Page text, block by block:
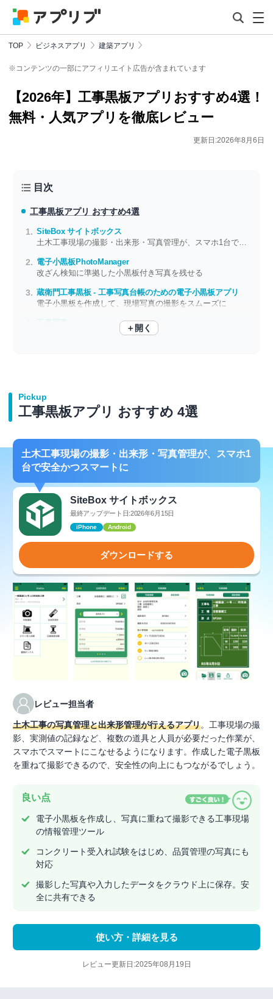
TOP ビジネスアプリ 建築アプリ
※コンテンツの一部にアフィリエイト広告が含まれています
【2026年】工事黒板アプリおすすめ4選！
無料・人気アプリを徹底レビュー
更新日:2026年8月6日
目次
工事黒板アプリ おすすめ4選
SiteBox サイトボックス
土木工事現場の撮影・出来形・写真管理が、スマホ1台で安全かつスマートに
電子小黒板PhotoManager
改ざん検知に準拠した小黒板付き写真を残せる
蔵衛門工事黒板 - 工事写真台帳のための電子小黒板アプリ
電子小黒板を作成して、現場写真の撮影をスムーズに
電子黒板を重ねて現場を撮影できる
＋開く
Pickup
工事黒板アプリ おすすめ 4選
土木工事現場の撮影・出来形・写真管理が、スマホ1
台で安全かつスマートに
SiteBox サイトボックス
最終アップデート日:2026年6月15日
iPhone Android
ダウンロードする
レビュー担当者
土木工事の写真管理と出来形管理が行えるアプリ。工事現場の撮
影、実測値の記録など、複数の道具と人員が必要だった作業が、
スマホでスマートにこなせるようになります。作成した電子黒板
を重ねて撮影できるので、安全性の向上にもつながるでしょう。
良い点
電子小黒板を作成し、写真に重ねて撮影できる工事現場
の情報管理ツール
コンクリート受入れ試験をはじめ、品質管理の写真にも
対応
撮影した写真や入力したデータをクラウド上に保存。安
全に共有できる
使い方・詳細を見る
レビュー更新日:2025年08月19日